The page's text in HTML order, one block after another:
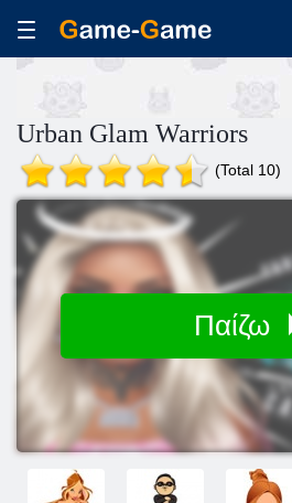
Urban Glam Warriors
(Total 10)
Παίζω